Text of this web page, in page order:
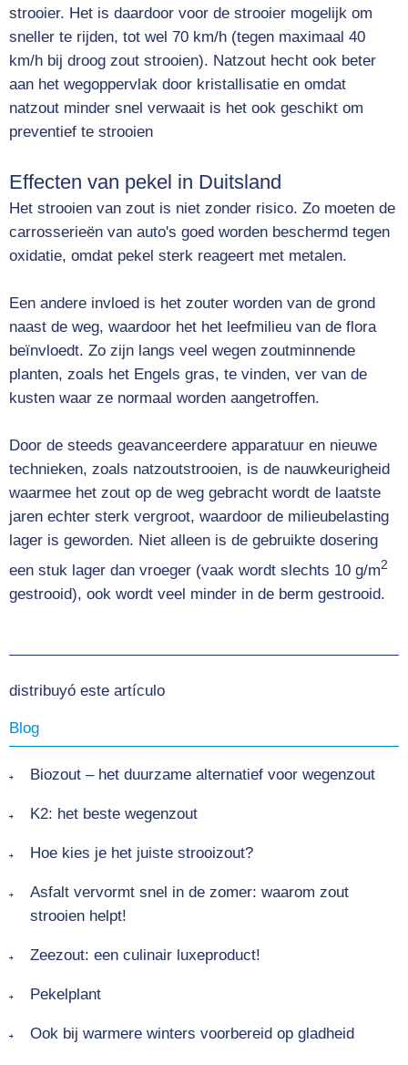
strooier. Het is daardoor voor de strooier mogelijk om
sneller te rijden, tot wel 70 km/h (tegen maximaal 40
km/h bij droog zout strooien). Natzout hecht ook beter
aan het wegoppervlak door kristallisatie en omdat
natzout minder snel verwaait is het ook geschikt om
preventief te strooien
Effecten van pekel in Duitsland
Het strooien van zout is niet zonder risico. Zo moeten de
carrosserieën van auto's goed worden beschermd tegen
oxidatie, omdat pekel sterk reageert met metalen.
Een andere invloed is het zouter worden van de grond
naast de weg, waardoor het het leefmilieu van de flora
beïnvloedt. Zo zijn langs veel wegen zoutminnende
planten, zoals het Engels gras, te vinden, ver van de
kusten waar ze normaal worden aangetroffen.
Door de steeds geavanceerdere apparatuur en nieuwe
technieken, zoals natzoutstrooien, is de nauwkeurigheid
waarmee het zout op de weg gebracht wordt de laatste
jaren echter sterk vergroot, waardoor de milieubelasting
lager is geworden. Niet alleen is de gebruikte dosering
een stuk lager dan vroeger (vaak wordt slechts 10 g/m2
gestrooid), ook wordt veel minder in de berm gestrooid.
distribuyó este artículo
Blog
Biozout – het duurzame alternatief voor wegenzout
K2: het beste wegenzout
Hoe kies je het juiste strooizout?
Asfalt vervormt snel in de zomer: waarom zout
strooien helpt!
Zeezout: een culinair luxeproduct!
Pekelplant
Ook bij warmere winters voorbereid op gladheid